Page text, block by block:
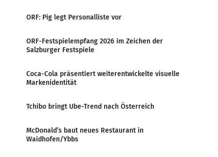
ORF: Pig legt Personalliste vor
ORF-Festspielempfang 2026 im Zeichen der
Salzburger Festspiele
Coca-Cola präsentiert weiterentwickelte visuelle
Markenidentität
Tchibo bringt Ube-Trend nach Österreich
McDonald’s baut neues Restaurant in
Waidhofen/Ybbs